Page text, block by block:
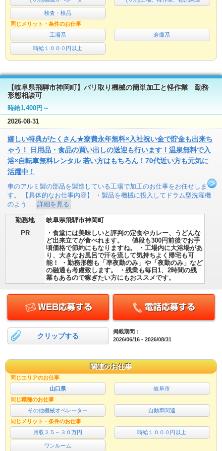
検査・検品
同じメリット・条件のお仕事
工場系
倉庫系
時給１０００円以上
【岐阜県飛騨市神岡町】バリ取り機械の簡単加工と軽作業 勤務
形態相談可
時給1,400円～
2026-08-31
嬉しい特典がたくさん★寮費永年無料×入社祝い金で貯金も出来ち
ゃう！ 日用品・食品の買い出しの送迎も行います！温泉無料で入
浴×自転車無料レンタル 若い方はもちろん！70代近い方も元気に
活躍中！
車のアルミ製の部品を製造している工場で加工のお仕事をお任せしま
す。 【具体的なお仕事内容】 ・製品を機械に投入してドラム型洗濯機
のよう…
詳細を見る
勤務地
岐阜県飛騨市神岡町
PR
・食堂には美味しいと評判の定食やカレー、うどんな
ど出来立てが食べれます。 値段も300円前後でお手
頃価格で節約にもなりますね。 ・工場内に大浴場があ
り、大きなお風呂で汗を流して気持ちよく帰宅も可
能！ ・勤務形態も「凖夜勤のみ」や「夜勤のみ」など
の融通も考慮致します。 ・残業も毎日1、2時間の残
業もあるので稼ぎたい方にもおススメです。
クリップする
掲載期間：
2026/06/16 - 2026/08/31
関連のお仕事
同じエリアのお仕事
山口県
岐阜市
同じ職種のお仕事
その他機械オペレーター
自動車関連
同じメリット・条件のお仕事
月収２５～３０万円
時給１０００円以上
ワンルーム